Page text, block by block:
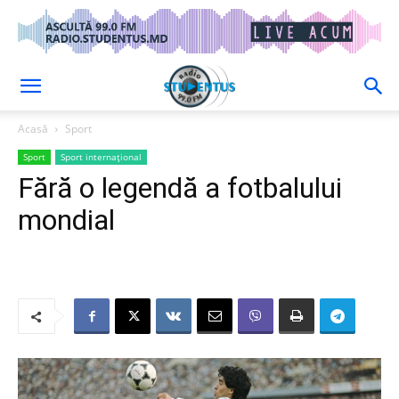
Acasă Sport
Sport Sport internațional
Fără o legendă a fotbalului
mondial